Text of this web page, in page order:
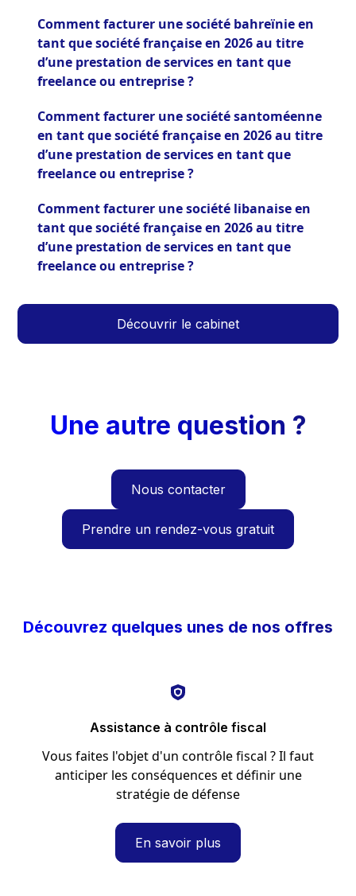
Comment facturer une société bahreïnie en
tant que société française en 2026 au titre
d’une prestation de services en tant que
freelance ou entreprise ?
Comment facturer une société santoméenne
en tant que société française en 2026 au titre
d’une prestation de services en tant que
freelance ou entreprise ?
Comment facturer une société libanaise en
tant que société française en 2026 au titre
d’une prestation de services en tant que
freelance ou entreprise ?
Découvrir le cabinet
Une autre question ?
Nous contacter
Prendre un rendez-vous gratuit
Découvrez quelques unes de nos offres
Assistance à contrôle fiscal
Vous faites l'objet d'un contrôle fiscal ? Il faut
anticiper les conséquences et définir une
stratégie de défense
En savoir plus